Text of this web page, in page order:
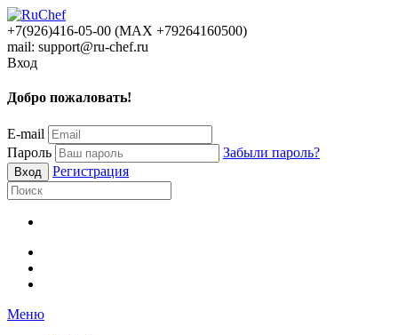
+7(926)416-05-00 (МАХ +79264160500)
mail: support@ru-chef.ru
Вход
Добро пожаловать!
E-mail
Пароль
Забыли пароль?
Регистрация
Меню